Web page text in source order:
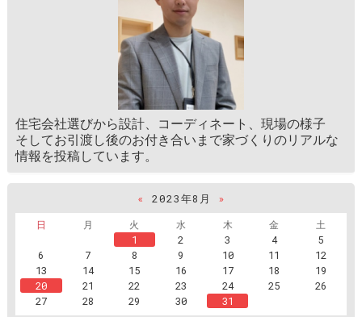
住宅会社選びから設計、コーディネート、現場の様子
そしてお引渡し後のお付き合いまで家づくりのリアルな
情報を投稿しています。
« 2023年8月
»
日
月 火 水 木 金
土
1
2 3 4
5
6
7 8 9 10 11
12
13
14 15 16 17 18
19
20
21 22 23 24 25
26
27
28 29 30 31